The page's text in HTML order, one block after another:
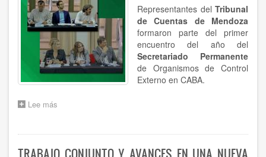
54
Representantes del Tribunal
de Cuentas de Mendoza
formaron parte del primer
encuentro del año del
Secretariado Permanente
de Organismos de Control
Externo en CABA.
Lee más
EN
BUENOS
TRABAJO CONJUNTO Y AVANCES EN UNA NUEVA